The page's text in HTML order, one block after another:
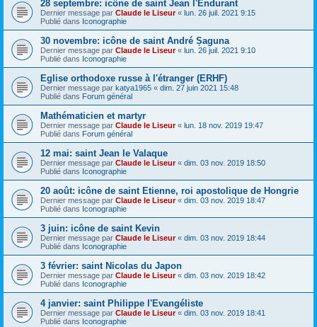
28 septembre: icône de saint Jean l'Endurant
Dernier message par Claude le Liseur« lun. 26 juil. 2021 9:15
Publié dans Iconographie
30 novembre: icône de saint André Șaguna
Dernier message par Claude le Liseur« lun. 26 juil. 2021 9:10
Publié dans Iconographie
Eglise orthodoxe russe à l'étranger (ERHF)
Dernier message par katya1965 « dim. 27 juin 2021 15:48
Publié dans Forum général
Mathématicien et martyr
Dernier message par Claude le Liseur« lun. 18 nov. 2019 19:47
Publié dans Forum général
12 mai: saint Jean le Valaque
Dernier message par Claude le Liseur« dim. 03 nov. 2019 18:50
Publié dans Iconographie
20 août: icône de saint Etienne, roi apostolique de Hongrie
Dernier message par Claude le Liseur« dim. 03 nov. 2019 18:47
Publié dans Iconographie
3 juin: icône de saint Kevin
Dernier message par Claude le Liseur« dim. 03 nov. 2019 18:44
Publié dans Iconographie
3 février: saint Nicolas du Japon
Dernier message par Claude le Liseur« dim. 03 nov. 2019 18:42
Publié dans Iconographie
4 janvier: saint Philippe l'Evangéliste
Dernier message par Claude le Liseur« dim. 03 nov. 2019 18:41
Publié dans Iconographie